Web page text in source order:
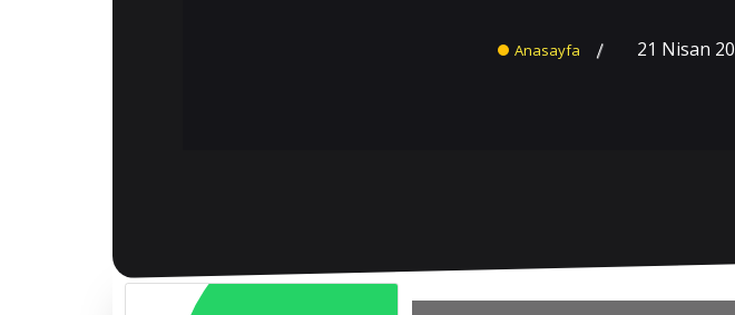
Anasayfa 21 Nisan